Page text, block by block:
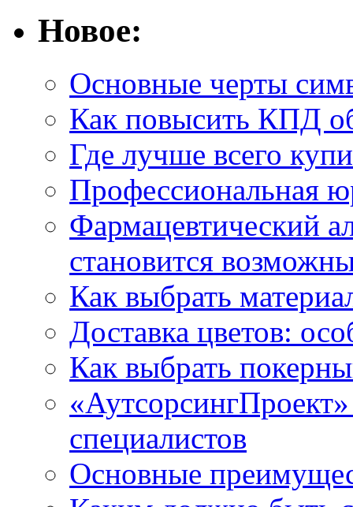
Новое:
Основные черты
Как повысить КПД
Где лучше всего
Профессиональная
Фармацевтический
становится
Как выбрать
Доставка цветов:
Как выбрать
специалистов
Основные